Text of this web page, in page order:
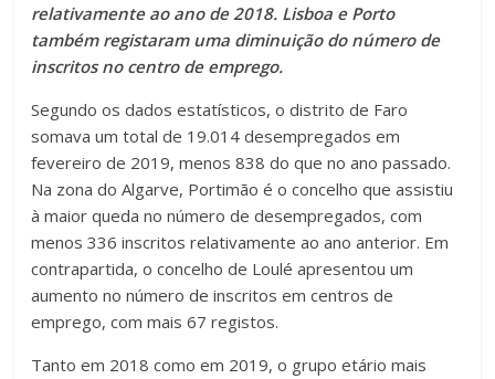
relativamente ao ano de 2018. Lisboa e Porto
também registaram uma diminuição do número de
inscritos no centro de emprego.
Segundo os dados estatísticos, o distrito de Faro
somava um total de 19.014 desempregados em
fevereiro de 2019, menos 838 do que no ano passado.
Na zona do Algarve, Portimão é o concelho que assistiu
à maior queda no número de desempregados, com
menos 336 inscritos relativamente ao ano anterior. Em
contrapartida, o concelho de Loulé apresentou um
aumento no número de inscritos em centros de
emprego, com mais 67 registos.
Tanto em 2018 como em 2019, o grupo etário mais